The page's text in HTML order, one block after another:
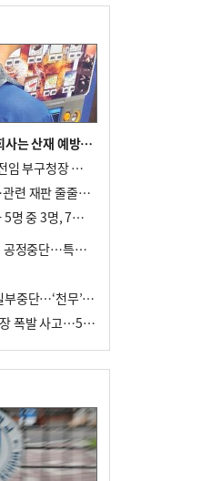
노동자 살인 폭염과 사투…회사는 산재 예방·전기료 절감 전력
강서구 기간제노동자 사망, 전임 부구청장 檢 송치
중대재해법 위헌제청 파장…관련 재판 줄줄이 브레이크
한화에어로 폭발사고 희생자 5명 중 3명, 7일 영면
한화에어로스페이스, 4·5일 공정중단…특별 안전점검
한화에어로 대전공장 생산 일부중단…‘천무’ 수출 비상
한화에어로스페이스 대전공장 폭발 사고…5명 사망·2명 부상(종합)